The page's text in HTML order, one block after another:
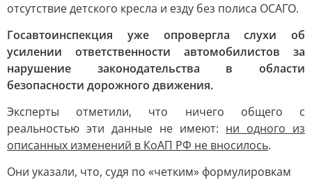
отсутствие детского кресла и езду без полиса ОСАГО.
Госавтоинспекция уже опровергла слухи об
усилении ответственности автомобилистов за
нарушение законодательства в области
безопасности дорожного движения.
Эксперты отметили, что ничего общего с
реальностью эти данные не имеют: ни одного из
описанных изменений в КоАП РФ не вносилось.
Они указали, что, судя по «четким» формулировкам